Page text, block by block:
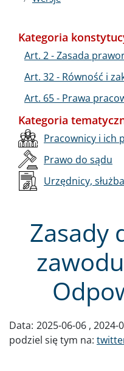
Zasady
Data: 2025-06-06 2024-
podziel się tym na:
Kategoria
Art. 2 - Zasada
Art. 32 - Równość i
Art. 65 - Prawa
Kategoria
Pracownicy i ich
Prawo do sądu
Urzędnicy,